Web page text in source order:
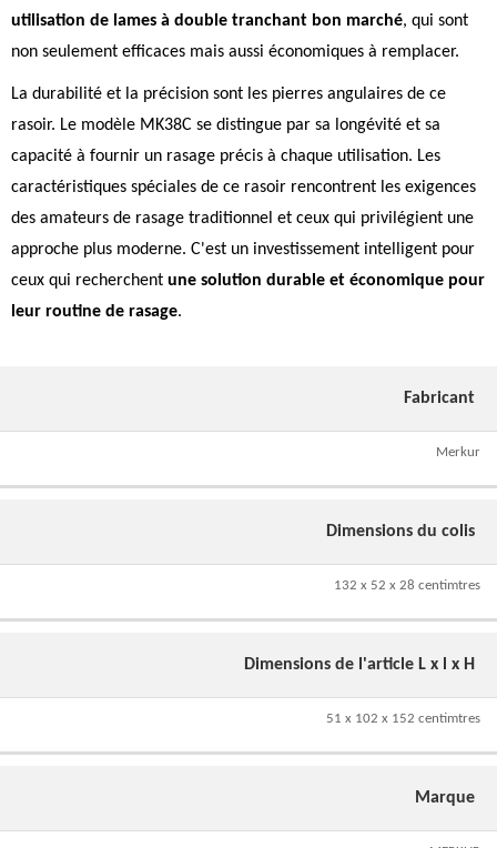
utilisation de lames à double tranchant bon marché, qui sont
non seulement efficaces mais aussi économiques à remplacer.
La durabilité et la précision sont les pierres angulaires de ce
rasoir. Le modèle MK38C se distingue par sa longévité et sa
capacité à fournir un rasage précis à chaque utilisation. Les
caractéristiques spéciales de ce rasoir rencontrent les exigences
des amateurs de rasage traditionnel et ceux qui privilégient une
approche plus moderne. C'est un investissement intelligent pour
ceux qui recherchent une solution durable et économique pour
leur routine de rasage.
Fabricant
Merkur
Dimensions du colis
132 x 52 x 28 centimtres
Dimensions de l'article L x l x H
51 x 102 x 152 centimtres
Marque